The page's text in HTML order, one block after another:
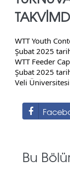
WTT Youth
Şubat 2025
WTT Feeder
Şubat 2025
Veli
Bu